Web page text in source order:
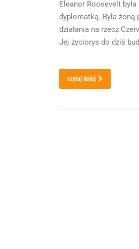
Eleanor Roosevelt
dyplomatką. Była
działania na rzecz
Jej życiorys do dziś
czytaj dalej